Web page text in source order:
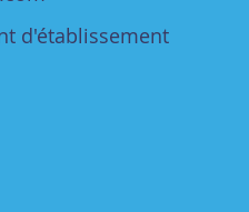
d'établissement